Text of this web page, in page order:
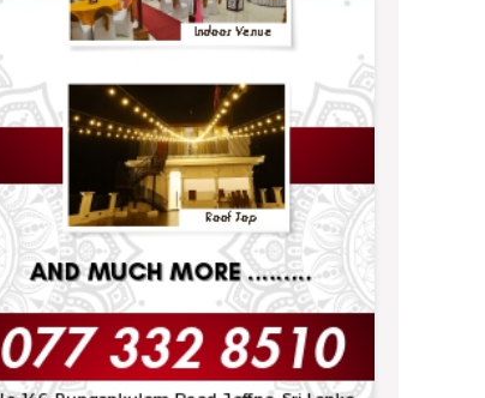
Trending
நிர்ணயிக்கப்பட்ட திகதிகளில் பரீட்சைகள்
நடைபெறும் - ஆணையாளர் நாயகம்